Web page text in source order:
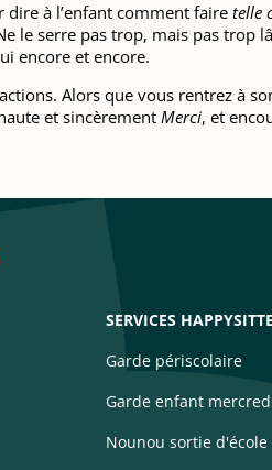
dire à l’enfant comment faire telle
le serre pas trop, mais pas trop
encore et encore.
Alors que vous rentrez à
et sincèrement Merci, et
SERVICES
Garde périscolaire
Garde enfant
Nounou sortie d'école